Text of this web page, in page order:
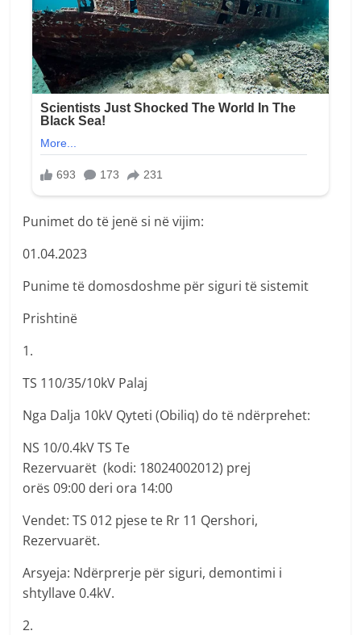
Punimet do të jenë si në vijim:
01.04.2023
Punime të domosdoshme për siguri të sistemit
Prishtinë
1.
TS 110/35/10kV Palaj
Nga Dalja 10kV Qyteti (Obiliq) do të ndërprehet:
NS 10/0.4kV TS Te
Rezervuarët (kodi: 18024002012) prej
orës 09:00 deri ora 14:00
Vendet: TS 012 pjese te Rr 11 Qershori,
Rezervuarët.
Arsyeja: Ndërprerje për siguri, demontimi i
shtyllave 0.4kV.
2.